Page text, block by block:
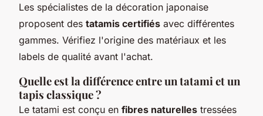
Les spécialistes de la décoration japonaise
proposent des tatamis certifiés avec différentes
gammes. Vérifiez l'origine des matériaux et les
labels de qualité avant l'achat.
Quelle est la différence entre un tatami et un
tapis classique ?
Le tatami est conçu en fibres naturelles tressées